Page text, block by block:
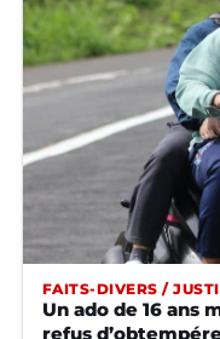
FAITS-DIVERS /
Un ado de 16 ans
refus